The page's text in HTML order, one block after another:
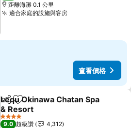
距離海灘 0.1 公里
適合家庭的設施與客房查看價格
查看價格
分享 加入我的最愛
Lequ Okinawa Chatan Spa
& Resort
查看價格
4 星級
9.0 超級讚
4,312